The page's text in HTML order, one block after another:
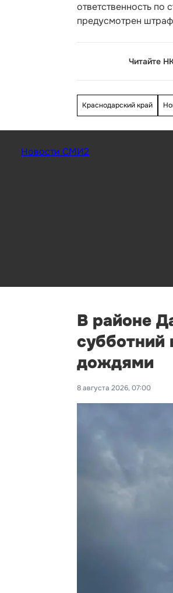
ответственность по
предусмотрен
Читайте
Краснодарский край
Новости СМИ2
В районе
субботний
дождями
8 августа 2026, 07:00